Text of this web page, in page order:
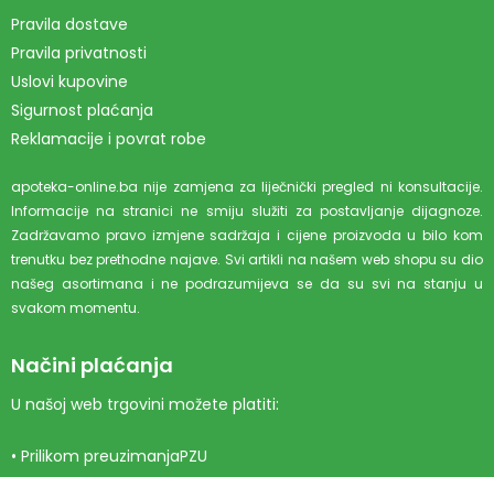
Pravila dostave
Pravila privatnosti
Uslovi kupovine
Sigurnost plaćanja
Reklamacije i povrat robe
apoteka-online.ba nije zamjena za liječnički pregled ni konsultacije.
Informacije na stranici ne smiju služiti za postavljanje dijagnoze.
Zadržavamo pravo izmjene sadržaja i cijene proizvoda u bilo kom
trenutku bez prethodne najave. Svi artikli na našem web shopu su dio
našeg asortimana i ne podrazumijeva se da su svi na stanju u
svakom momentu.
Načini plaćanja
U našoj web trgovini možete platiti:
• Prilikom preuzimanjaPZU